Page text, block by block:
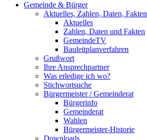
Gemeinde & Bürger
Aktuelles, Zahlen, Daten, Fakten
Aktuelles
Zahlen, Daten und Fakten
GemeindeTV
Bauleitplanverfahren
Grußwort
Ihre Ansprechpartner
Was erledige ich wo?
Stichwortsuche
Bürgermeister / Gemeinderat
Bürgerinfo
Gemeinderat
Wahlen
Bürgermeister-Historie
Downloads